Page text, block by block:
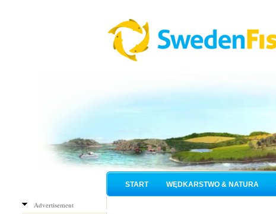
START WĘDKARSTWO & NATURA
Advertisement